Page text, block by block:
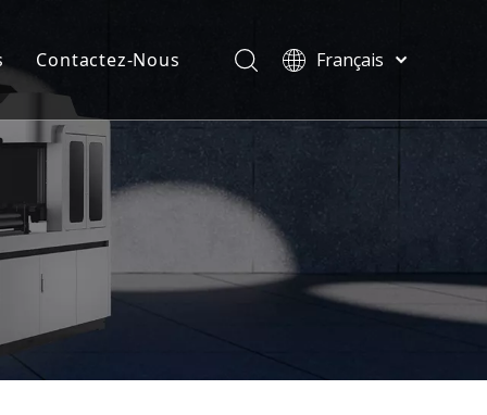
Contactez-Nous
Français
ไทย
Pусский